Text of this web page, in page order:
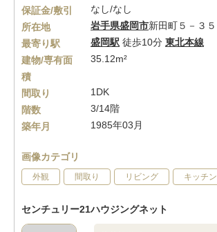
保証金/敷引
なし/なし
所在地
岩手県盛岡市新田町５－３５
最寄り駅
盛岡駅 徒歩10分 東北本線
建物/専有面
積
35.12m²
間取り
1DK
階数
3/14階
築年月
1985年03月
画像カテゴリ
外観 間取り リビング キッチン
センチュリー21ハウジングネット